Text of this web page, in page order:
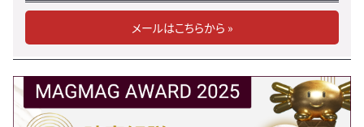
メールはこちらから »